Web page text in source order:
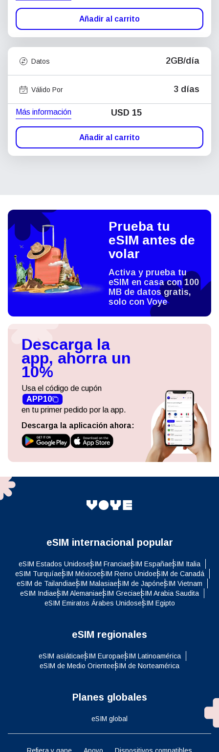
Añadir al carrito
Datos 2GB/día
Válido Por 3 días
Más información USD 15
Añadir al carrito
Prueba tu
eSIM antes de
volar
Activa y prueba tu
eSIM en casa con 100
MB de datos gratis,
solo con Voye
Descarga la
app, ahorra un
10%
Usa el código de cupón
APP10
en tu primer pedido por la app.
Descarga la aplicación ahora:
eSIM internacional popular
eSIM Estados UnidoseSIM FranciaeSIM EspañaeSIM Italia
eSIM TurquíaeSIM MéxicoeSIM Reino UnidoeSIM de Canadá
eSIM de TailandiaeSIM MalasiaeSIM de JapóneSIM Vietnam
eSIM IndiaeSIM AlemaniaeSIM GreciaeSIM Arabia Saudita
eSIM Emiratos Árabes UnidoseSIM Egipto
eSIM regionales
eSIM asiáticaeSIM EuropaeSIM Latinoamérica
eSIM de Medio OrienteeSIM de Norteamérica
Planes globales
eSIM global